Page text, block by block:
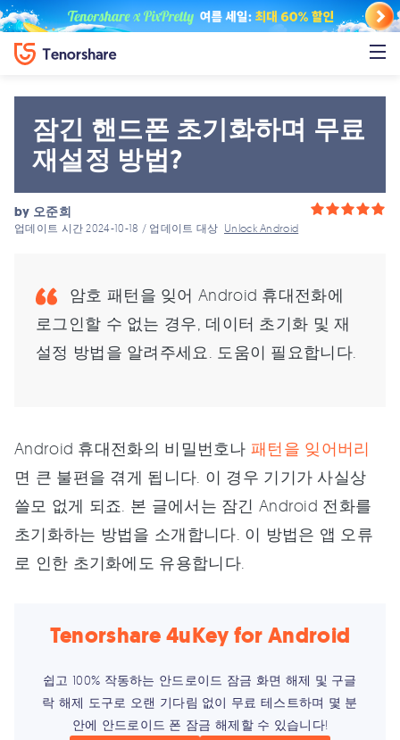
잠긴 핸드폰 초기화하며 무료
재설정 방법?
by 오준희
업데이트 시간 2024-10-18 / 업데이트 대상 Unlock Android
암호 패턴을 잊어 Android 휴대전화에
로그인할 수 없는 경우, 데이터 초기화 및 재
설정 방법을 알려주세요. 도움이 필요합니다.
Android 휴대전화의 비밀번호나 패턴을 잊어버리
면 큰 불편을 겪게 됩니다. 이 경우 기기가 사실상
쓸모 없게 되죠. 본 글에서는 잠긴 Android 전화를
초기화하는 방법을 소개합니다. 이 방법은 앱 오류
로 인한 초기화에도 유용합니다.
Tenorshare 4uKey for Android
쉽고 100% 작동하는 안드로이드 잠금 화면 해제 및 구글
락 해제 도구로 오랜 기다림 없이 무료 테스트하며 몇 분
안에 안드로이드 폰 잠금 해제할 수 있습니다!